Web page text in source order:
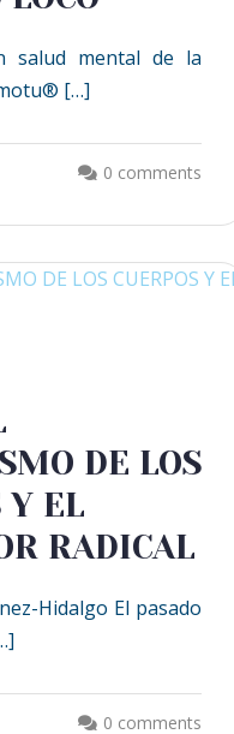
salud mental de la
[…]
0 comments
DE LOS
Y EL
RADICAL
Hidalgo El pasado
0 comments